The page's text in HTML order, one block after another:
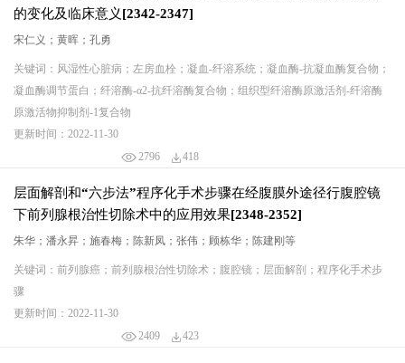
的变化及临床意义[2342-2347]
宋仁义；黄晖；孔勇
关键词：风湿性心脏病；左房血栓；凝血-纤溶系统；凝血酶-抗凝血酶复合物；
凝血酶调节蛋白；纤溶酶-α2-抗纤溶酶复合物；组织型纤溶酶原激活剂-纤溶酶
原激活物抑制剂-1复合物
2796 418
更新时间：2022-11-30
层面解剖和“六步法”程序化手术步骤在经腹膜外途径行腹腔镜
下前列腺根治性切除术中的应用效果[2348-2352]
朱华；潘永昇；施春梅；陈新凤；张伟；顾栋华；陈建刚等
关键词：前列腺癌；前列腺根治性切除术；腹腔镜；层面解剖；程序化手术步
骤
2409 423
更新时间：2022-11-30